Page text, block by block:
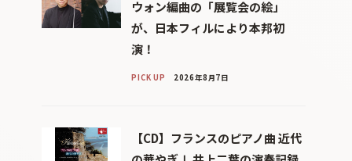
ウォン編曲の「展覧会の絵」
が、日本フィルにより本邦初
演！
PICK UP 2026年8月7日
【CD】フランスのピアノ曲 近代